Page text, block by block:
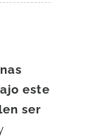
este
ser